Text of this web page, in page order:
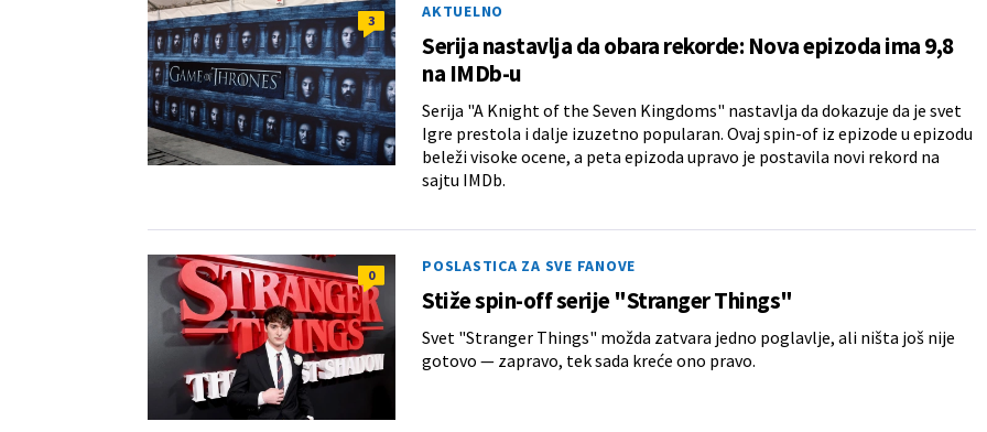
3 AKTUELNO
Serija nastavlja da obara rekorde: Nova epizoda ima 9,8
na IMDb-u
Serija "A Knight of the Seven Kingdoms" nastavlja da dokazuje da je svet
Igre prestola i dalje izuzetno popularan. Ovaj spin-of iz epizode u epizodu
beleži visoke ocene, a peta epizoda upravo je postavila novi rekord na
sajtu IMDb.
0 POSLASTICA ZA SVE FANOVE
Stiže spin-off serije "Stranger Things"
Svet "Stranger Things" možda zatvara jedno poglavlje, ali ništa još nije
gotovo — zapravo, tek sada kreće ono pravo.